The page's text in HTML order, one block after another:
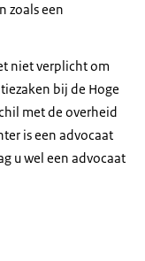
zoals een
niet verplicht om
bij de Hoge
met de overheid
is een advocaat
u wel een advocaat